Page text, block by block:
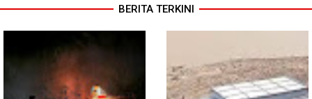
BERITA TERKINI